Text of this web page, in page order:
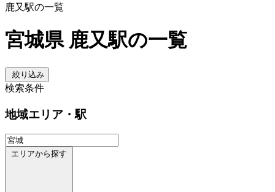
鹿又駅の一覧
宮城県 鹿又駅の一覧
絞り込み
検索条件
地域エリア・駅
エリアから探す